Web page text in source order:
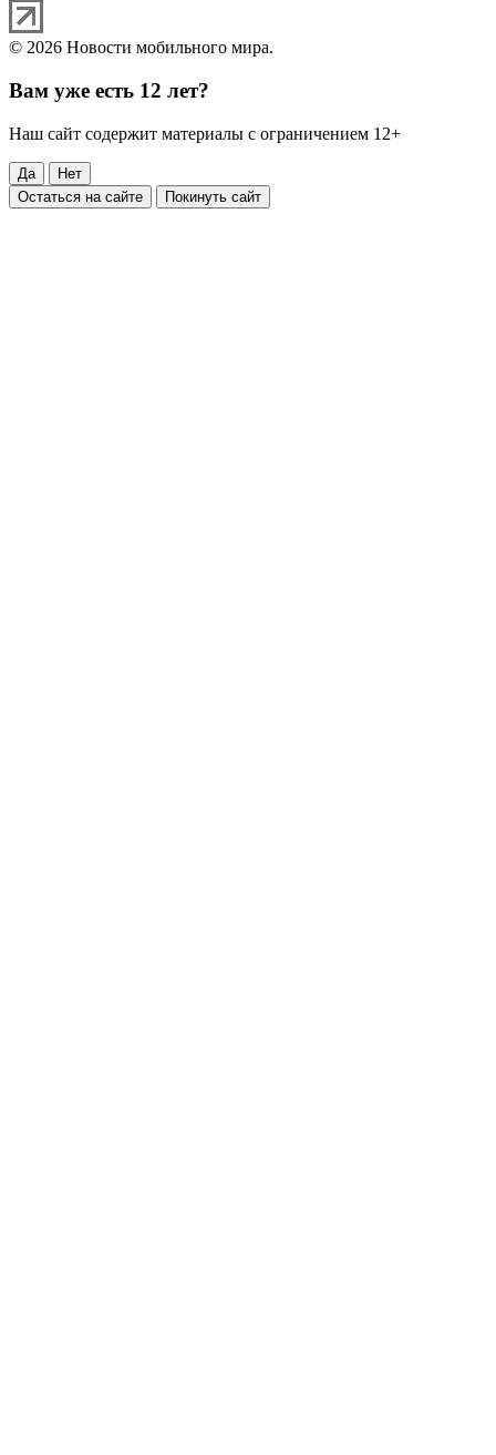
© 2026 Новости мобильного мира.
Вам уже есть 12 лет?
Наш сайт содержит материалы с ограничением 12+
Да
Нет
Остаться на сайте
Покинуть сайт